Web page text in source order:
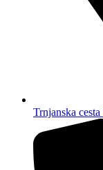
Trnjanska